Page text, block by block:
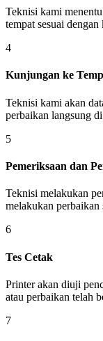
Teknisi kami
tempat sesuai
4
Kunjungan ke
Teknisi kami akan
perbaikan langsung
5
Pemeriksaan dan
Teknisi melakukan
melakukan perbaikan
6
Tes Cetak
Printer akan diuji
atau perbaikan telah
7